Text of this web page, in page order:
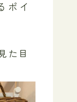
ポイ
た目